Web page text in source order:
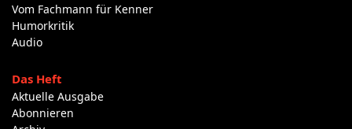
Vom Fachmann für Kenner
Humorkritik
Audio
Das Heft
Aktuelle Ausgabe
Abonnieren